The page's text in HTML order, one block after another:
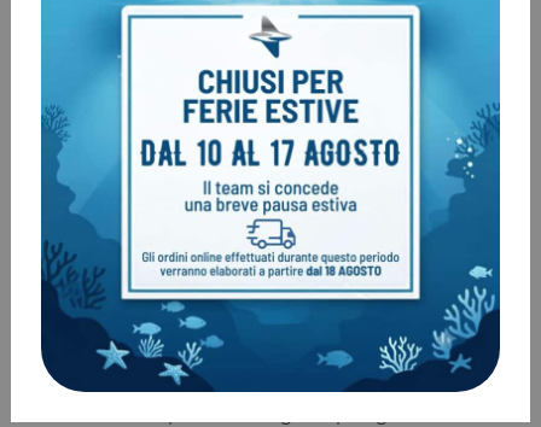
Tra gli accessori indispensabili per fotografia subacquea
vanno inclusi anche quelli ottici. Filtri rossi o magenta
possono avere senso in contesti specifici, soprattutto con
action cam o riprese in apnea, quando si lavora in luce
ambiente e a profondità contenute. Non sono però una
soluzione universale. In acqua profonda o variabile, il
loro contributo diminuisce rapidamente.
Più determinanti sono oblò e lenti addizionali. Un dome
port corretto è fondamentale per il grandangolo,
mentre nella macro le wet lens permettono
ingrandimenti che altrimenti non sarebbero
raggiungibili. Qui la compatibilità meccanica e ottica è